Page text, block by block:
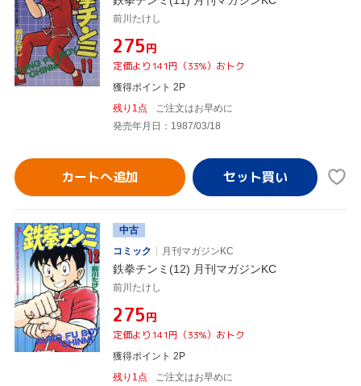
前川たけし
¥275円
定価より141円（33%）おトク
獲得ポイント 2P
残り1点
ご注文はお早めに
発売年月日：1987/03/18
カートへ追加
中古
コミック
月刊マガジンKC
鉄拳チンミ(12) 月刊マガジンKC
前川たけし
¥275円
定価より141円（33%）おトク
獲得ポイント 2P
残り1点
ご注文はお早めに